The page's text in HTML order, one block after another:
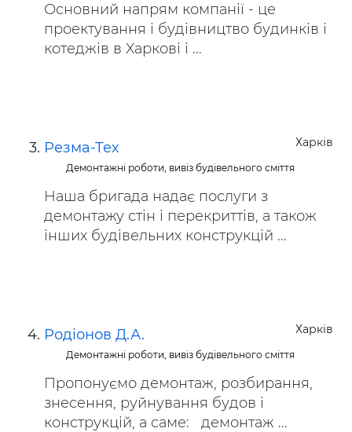
Основний напрям компанії - це
проектування і будівництво будинків і
котеджів в Харкові і ...
Харків
Резма-Тех
Демонтажні роботи, вивіз будівельного сміття
Наша бригада надає послуги з
демонтажу стін і перекриттів, а також
інших будівельних конструкцій ...
Харків
Родіонов Д.А.
Демонтажні роботи, вивіз будівельного сміття
Пропонуємо демонтаж, розбирання,
знесення, руйнування будов і
конструкцій, а саме: демонтаж ...